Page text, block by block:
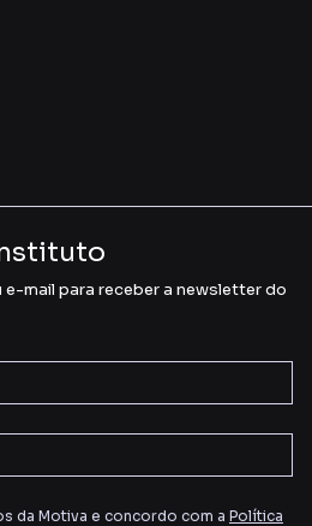
mail para receber a newsletter do
da Motiva e concordo com a Política